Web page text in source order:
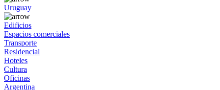
Uruguay
Edificios
Espacios comerciales
Transporte
Residencial
Hoteles
Cultura
Oficinas
Argentina